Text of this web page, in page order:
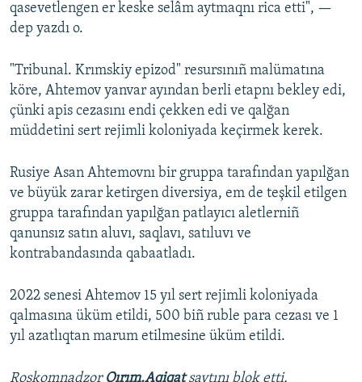
qasevetlengen er keske selâm aytmaqnı rica etti", —
dep yazdı o.
"Tribunal. Krımskiy epizod" resursınıñ malümatına
köre, Ahtemov yanvar ayından berli etapnı bekley edi,
çünki apis cezasını endi çekken edi ve qalğan
müddetini sert rejimli koloniyada keçirmek kerek.
Rusiye Asan Ahtemovnı bir gruppa tarafından yapılğan
ve büyük zarar ketirgen diversiya, em de teşkil etilgen
gruppa tarafından yapılğan patlayıcı aletlerniñ
qanunsız satın aluvı, saqlavı, satıluvı ve
kontrabandasında qabaatladı.
2022 senesi Ahtemov 15 yıl sert rejimli koloniyada
qalmasına üküm etildi, 500 biñ ruble para cezası ve 1
yıl azatlıqtan marum etilmesine üküm etildi.
Roskomnadzor Qırım.Aqiqatsaytını blok etti.